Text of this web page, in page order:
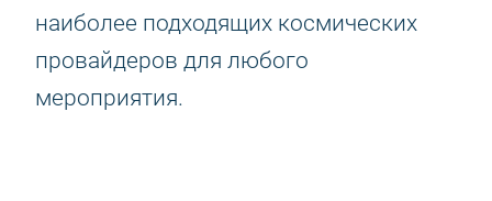
наиболее подходящих космических
провайдеров для любого
мероприятия.